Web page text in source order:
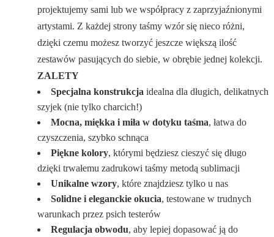
projektujemy sami lub we współpracy z zaprzyjaźnionymi
artystami. Z każdej strony taśmy wzór się nieco różni,
dzięki czemu możesz tworzyć jeszcze większą ilość
zestawów pasujących do siebie, w obrębie jednej kolekcji.
ZALETY
Specjalna konstrukcja idealna dla długich, delikatnych
szyjek (nie tylko charcich!)
Mocna, miękka i miła w dotyku taśma, łatwa do
czyszczenia, szybko schnąca
Piękne kolory, którymi będziesz cieszyć się długo
dzięki trwałemu zadrukowi taśmy metodą sublimacji
Unikalne wzory, które znajdziesz tylko u nas
Solidne i eleganckie okucia, testowane w trudnych
warunkach przez psich testerów
Regulacja obwodu, aby lepiej dopasować ją do